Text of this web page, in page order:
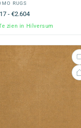
RUGS
- €2.604
zien in Hilversum